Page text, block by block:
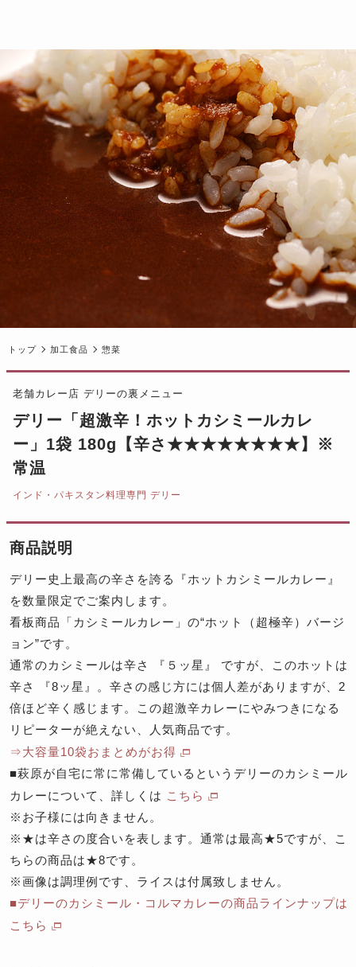
トップ 加工食品 惣菜
老舗カレー店 デリーの裏メニュー
デリー「超激辛！ホットカシミールカレ
ー」1袋 180g【辛さ★★★★★★★★】※
常温
インド・パキスタン料理専門 デリー
商品説明
デリー史上最高の辛さを誇る『ホットカシミールカレー』
を数量限定でご案内します。
看板商品「カシミールカレー」の“ホット（超極辛）バージ
ョン”です。
通常のカシミールは辛さ 『５ッ星』 ですが、このホットは
辛さ 『8ッ星』。辛さの感じ方には個人差がありますが、2
倍ほど辛く感じます。この超激辛カレーにやみつきになる
リピーターが絶えない、人気商品です。
⇒大容量10袋おまとめがお得
■萩原が自宅に常に常備しているというデリーのカシミール
カレーについて、詳しくは こちら
※お子様には向きません。
※★は辛さの度合いを表します。通常は最高★5ですが、こ
ちらの商品は★8です。
※画像は調理例です、ライスは付属致しません。
■デリーのカシミール・コルマカレーの商品ラインナップは
こちら